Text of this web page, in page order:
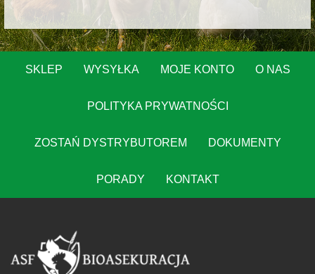
SKLEP WYSYŁKA MOJE KONTO O NAS
POLITYKA PRYWATNOŚCI
ZOSTAŃ DYSTRYBUTOREM DOKUMENTY
PORADY KONTAKT